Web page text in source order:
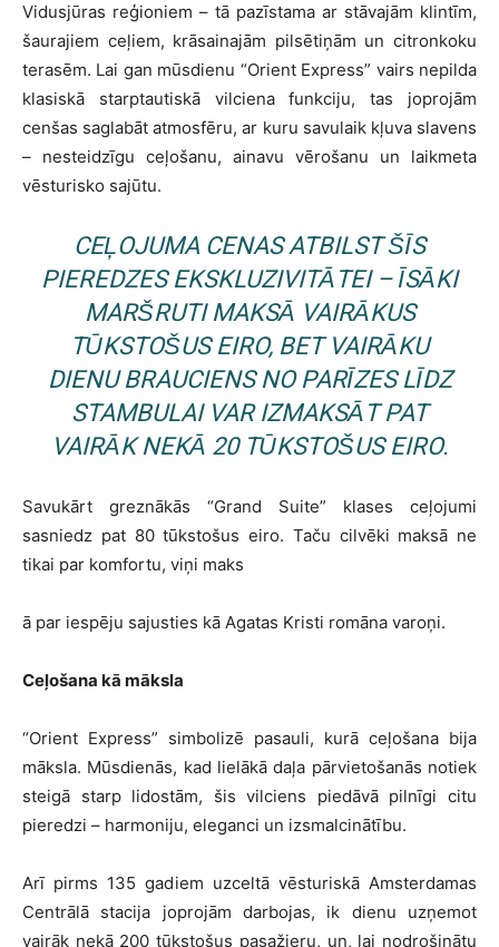
Vidusjūras reģioniem – tā pazīstama ar stāvajām klintīm,
šaurajiem ceļiem, krāsainajām pilsētiņām un citronkoku
terasēm. Lai gan mūsdienu “Orient Express” vairs nepilda
klasiskā starptautiskā vilciena funkciju, tas joprojām
cenšas saglabāt atmosfēru, ar kuru savulaik kļuva slavens
– nesteidzīgu ceļošanu, ainavu vērošanu un laikmeta
vēsturisko sajūtu.
CEĻOJUMA CENAS ATBILST ŠĪS
PIEREDZES EKSKLUZIVITĀTEI – ĪSĀKI
MARŠRUTI MAKSĀ VAIRĀKUS
TŪKSTOŠUS EIRO, BET VAIRĀKU
DIENU BRAUCIENS NO PARĪZES LĪDZ
STAMBULAI VAR IZMAKSĀT PAT
VAIRĀK NEKĀ 20 TŪKSTOŠUS EIRO.
Savukārt greznākās “Grand Suite” klases ceļojumi
sasniedz pat 80 tūkstošus eiro. Taču cilvēki maksā ne
tikai par komfortu, viņi maks
ā par iespēju sajusties kā Agatas Kristi romāna varoņi.
Ceļošana kā māksla
“Orient Express” simbolizē pasauli, kurā ceļošana bija
māksla. Mūsdienās, kad lielākā daļa pārvietošanās notiek
steigā starp lidostām, šis vilciens piedāvā pilnīgi citu
pieredzi – harmoniju, eleganci un izsmalcinātību.
Arī pirms 135 gadiem uzceltā vēsturiskā Amsterdamas
Centrālā stacija joprojām darbojas, ik dienu uzņemot
vairāk nekā 200 tūkstošus pasažieru, un, lai nodrošinātu